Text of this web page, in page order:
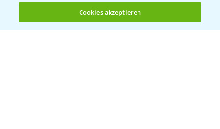
(noch 4)
Kontakt & Notfall
Cookies akzeptieren